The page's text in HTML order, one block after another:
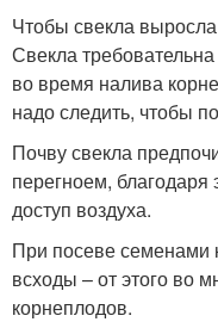
Чтобы свекла
Свекла
во время налива
надо следить, чтобы
Почву свекла
перегноем, благодаря
доступ воздуха.
При посеве
всходы – от этого во
корнеплодов.